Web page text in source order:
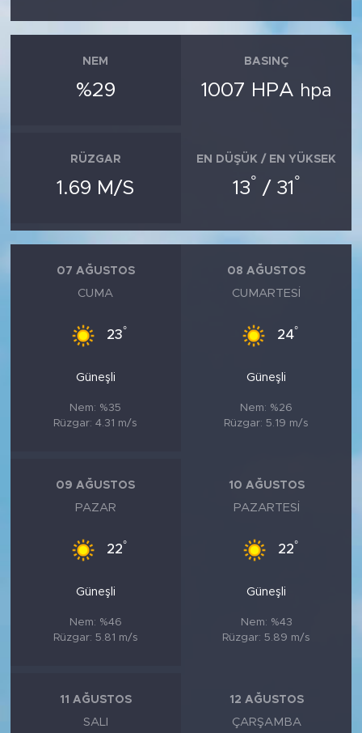
NEM
%29
BASINÇ
1007 HPA hpa
RÜZGAR
1.69 M/S
EN DÜŞÜK / EN YÜKSEK
13° / 31 °
07 AĞUSTOS
CUMA
23°
Güneşli
Nem: %35
Rüzgar: 4.31 m/s
08 AĞUSTOS
CUMARTESI
24°
Güneşli
Nem: %26
Rüzgar: 5.19 m/s
09 AĞUSTOS
PAZAR
22°
Güneşli
Nem: %46
Rüzgar: 5.81 m/s
10 AĞUSTOS
PAZARTESI
22°
Güneşli
Nem: %43
Rüzgar: 5.89 m/s
11 AĞUSTOS
SALI
12 AĞUSTOS
ÇARŞAMBA